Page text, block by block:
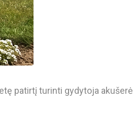
patirtį turinti gydytoja akušerė